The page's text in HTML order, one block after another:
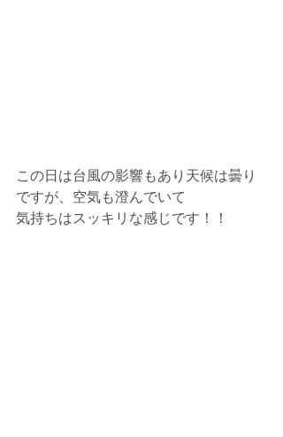
この日は台風の影響もあり天候は曇り
ですが、空気も澄んでいて
気持ちはスッキリな感じです！！